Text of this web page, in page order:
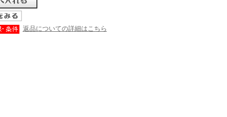
返品についての詳細はこちら